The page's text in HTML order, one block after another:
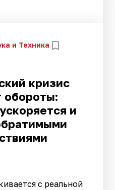
и Техника
кризис
обороты:
и
с реальной